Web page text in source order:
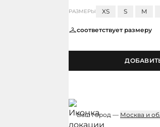
РАЗМЕРЫ XS S M
соответствует размеру
Ваш город — Москва и